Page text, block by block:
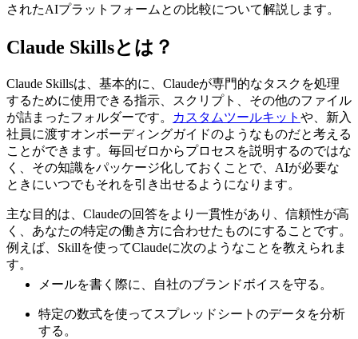
されたAIプラットフォームとの比較について解説します。
Claude Skillsとは？
Claude Skillsは、基本的に、Claudeが専門的なタスクを処理
するために使用できる指示、スクリプト、その他のファイル
が詰まったフォルダーです。
カスタムツールキット や、新入
社員に渡すオンボーディングガイドのようなものだと考える
ことができます。毎回ゼロからプロセスを説明するのではな
く、その知識をパッケージ化しておくことで、AIが必要な
ときにいつでもそれを引き出せるようになります。
主な目的は、Claudeの回答をより一貫性があり、信頼性が高
く、あなたの特定の働き方に合わせたものにすることです。
例えば、Skillを使ってClaudeに次のようなことを教えられま
す。
メールを書く際に、自社のブランドボイスを守る。
特定の数式を使ってスプレッドシートのデータを分析
する。